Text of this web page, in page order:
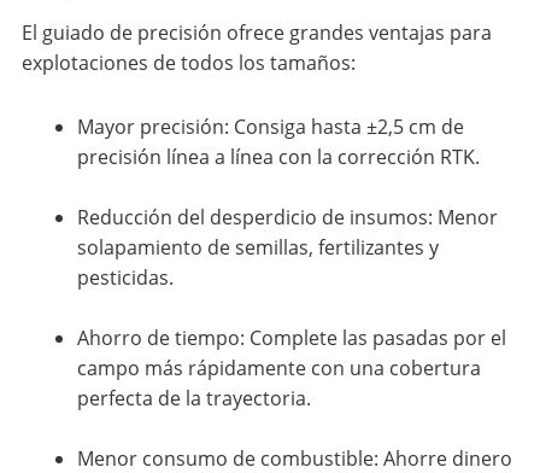
El guiado de precisión ofrece grandes ventajas para
explotaciones de todos los tamaños:
Mayor precisión: Consiga hasta ±2,5 cm de
precisión línea a línea con la corrección RTK.
Reducción del desperdicio de insumos: Menor
solapamiento de semillas, fertilizantes y
pesticidas.
Ahorro de tiempo: Complete las pasadas por el
campo más rápidamente con una cobertura
perfecta de la trayectoria.
Menor consumo de combustible: Ahorre dinero